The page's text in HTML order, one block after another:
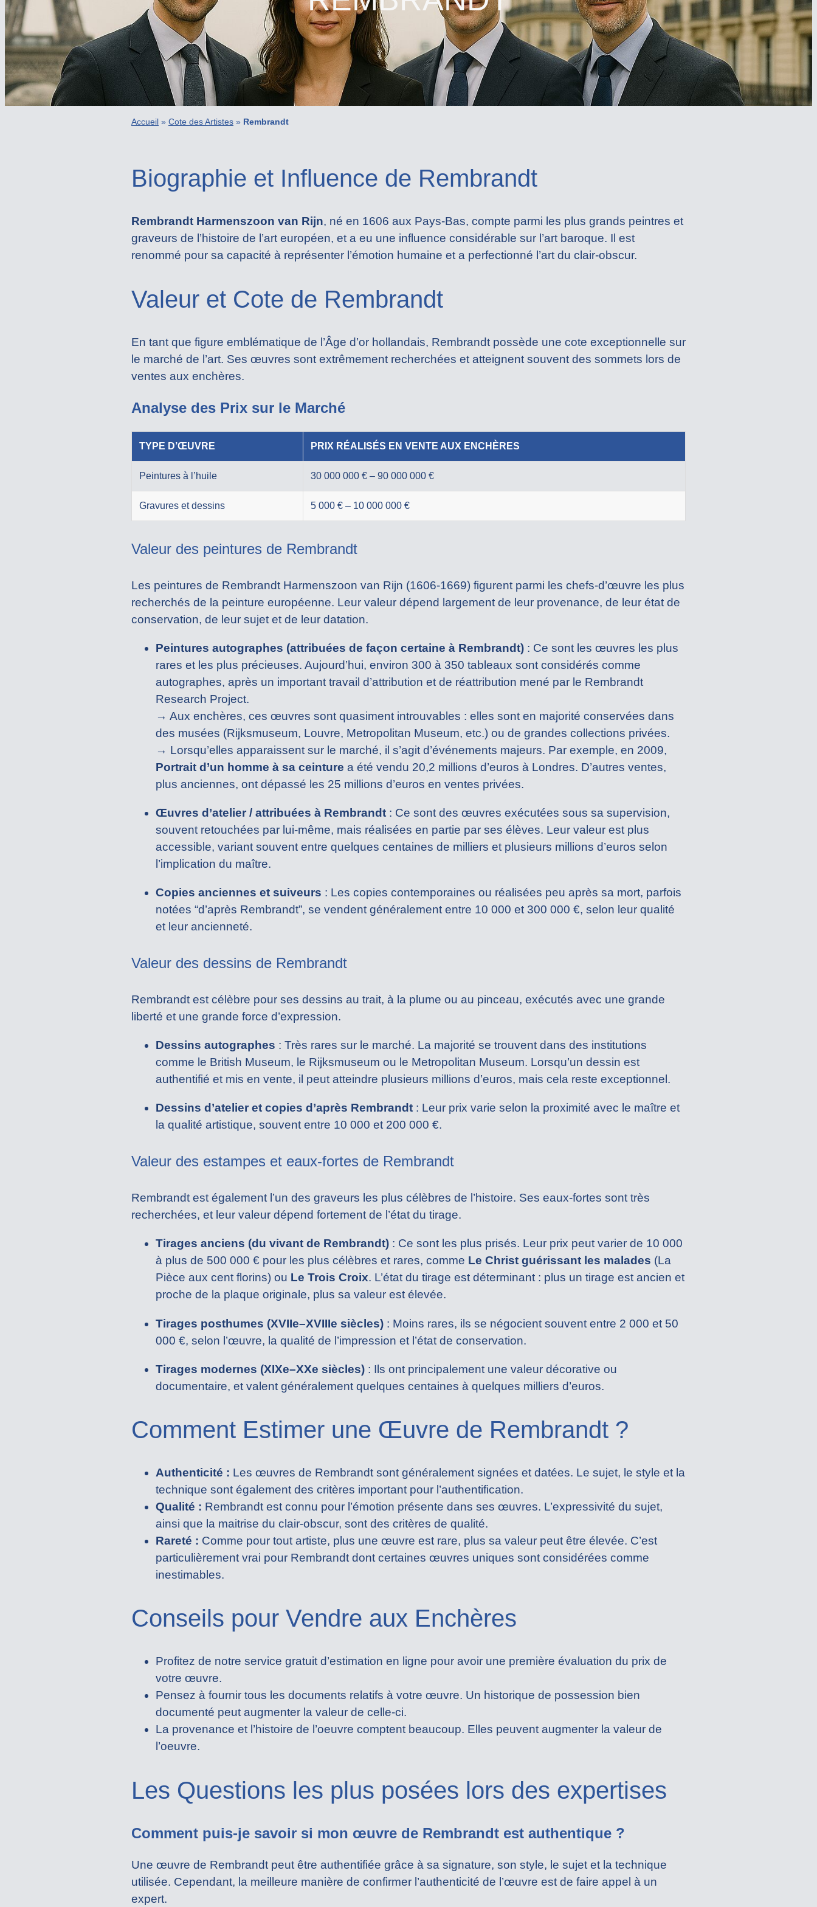
Accueil » Cote des Artistes » Rembrandt
Biographie et Influence de Rembrandt
Rembrandt Harmenszoon van Rijn, né en 1606 aux Pays-Bas, compte parmi les plus grands peintres et
graveurs de l’histoire de l’art européen, et a eu une influence considérable sur l’art baroque. Il est
renommé pour sa capacité à représenter l’émotion humaine et a perfectionné l’art du clair-obscur.
Valeur et Cote de Rembrandt
En tant que figure emblématique de l’Âge d’or hollandais, Rembrandt possède une cote exceptionnelle sur
le marché de l’art. Ses œuvres sont extrêmement recherchées et atteignent souvent des sommets lors de
ventes aux enchères.
Analyse des Prix sur le Marché
TYPE D’ŒUVRE PRIX RÉALISÉS EN VENTE AUX ENCHÈRES
Peintures à l’huile 30 000 000 € – 90 000 000 €
Gravures et dessins 5 000 € – 10 000 000 €
Valeur des peintures de Rembrandt
Les peintures de Rembrandt Harmenszoon van Rijn (1606-1669) figurent parmi les chefs-d’œuvre les plus
recherchés de la peinture européenne. Leur valeur dépend largement de leur provenance, de leur état de
conservation, de leur sujet et de leur datation.
Peintures autographes (attribuées de façon certaine à Rembrandt) : Ce sont les œuvres les plus
rares et les plus précieuses. Aujourd’hui, environ 300 à 350 tableaux sont considérés comme
autographes, après un important travail d’attribution et de réattribution mené par le Rembrandt
Research Project.
→ Aux enchères, ces œuvres sont quasiment introuvables : elles sont en majorité conservées dans
des musées (Rijksmuseum, Louvre, Metropolitan Museum, etc.) ou de grandes collections privées.
→ Lorsqu’elles apparaissent sur le marché, il s’agit d’événements majeurs. Par exemple, en 2009,
Portrait d’un homme à sa ceinture a été vendu 20,2 millions d’euros à Londres. D’autres ventes,
plus anciennes, ont dépassé les 25 millions d’euros en ventes privées.
Œuvres d’atelier / attribuées à Rembrandt : Ce sont des œuvres exécutées sous sa supervision,
souvent retouchées par lui-même, mais réalisées en partie par ses élèves. Leur valeur est plus
accessible, variant souvent entre quelques centaines de milliers et plusieurs millions d’euros selon
l’implication du maître.
Copies anciennes et suiveurs : Les copies contemporaines ou réalisées peu après sa mort, parfois
notées “d’après Rembrandt”, se vendent généralement entre 10 000 et 300 000 €, selon leur qualité
et leur ancienneté.
Valeur des dessins de Rembrandt
Rembrandt est célèbre pour ses dessins au trait, à la plume ou au pinceau, exécutés avec une grande
liberté et une grande force d’expression.
Dessins autographes : Très rares sur le marché. La majorité se trouvent dans des institutions
comme le British Museum, le Rijksmuseum ou le Metropolitan Museum. Lorsqu’un dessin est
authentifié et mis en vente, il peut atteindre plusieurs millions d’euros, mais cela reste exceptionnel.
Dessins d’atelier et copies d’après Rembrandt : Leur prix varie selon la proximité avec le maître et
la qualité artistique, souvent entre 10 000 et 200 000 €.
Valeur des estampes et eaux-fortes de Rembrandt
Rembrandt est également l’un des graveurs les plus célèbres de l’histoire. Ses eaux-fortes sont très
recherchées, et leur valeur dépend fortement de l’état du tirage.
Tirages anciens (du vivant de Rembrandt) : Ce sont les plus prisés. Leur prix peut varier de 10 000
à plus de 500 000 € pour les plus célèbres et rares, comme Le Christ guérissant les malades (La
Pièce aux cent florins) ou Le Trois Croix. L’état du tirage est déterminant : plus un tirage est ancien et
proche de la plaque originale, plus sa valeur est élevée.
Tirages posthumes (XVIIe–XVIIIe siècles) : Moins rares, ils se négocient souvent entre 2 000 et 50
000 €, selon l’œuvre, la qualité de l’impression et l’état de conservation.
Tirages modernes (XIXe–XXe siècles) : Ils ont principalement une valeur décorative ou
documentaire, et valent généralement quelques centaines à quelques milliers d’euros.
Comment Estimer une Œuvre de Rembrandt ?
Authenticité : Les œuvres de Rembrandt sont généralement signées et datées. Le sujet, le style et la
technique sont également des critères important pour l’authentification.
Qualité : Rembrandt est connu pour l’émotion présente dans ses œuvres. L’expressivité du sujet,
ainsi que la maitrise du clair-obscur, sont des critères de qualité.
Rareté : Comme pour tout artiste, plus une œuvre est rare, plus sa valeur peut être élevée. C’est
particulièrement vrai pour Rembrandt dont certaines œuvres uniques sont considérées comme
inestimables.
Conseils pour Vendre aux Enchères
Profitez de notre service gratuit d’estimation en ligne pour avoir une première évaluation du prix de
votre œuvre.
Pensez à fournir tous les documents relatifs à votre œuvre. Un historique de possession bien
documenté peut augmenter la valeur de celle-ci.
La provenance et l’histoire de l’oeuvre comptent beaucoup. Elles peuvent augmenter la valeur de
l’oeuvre.
Les Questions les plus posées lors des expertises
Comment puis-je savoir si mon œuvre de Rembrandt est authentique ?
Une œuvre de Rembrandt peut être authentifiée grâce à sa signature, son style, le sujet et la technique
utilisée. Cependant, la meilleure manière de confirmer l’authenticité de l’œuvre est de faire appel à un
expert.